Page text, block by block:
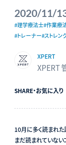
2020/11/
#理学療法士#作業療
#トレーナー#ストレン
XPERT
XPERT
SHARE・お気に入り
10月に多く読まれた
まだ読まれていない